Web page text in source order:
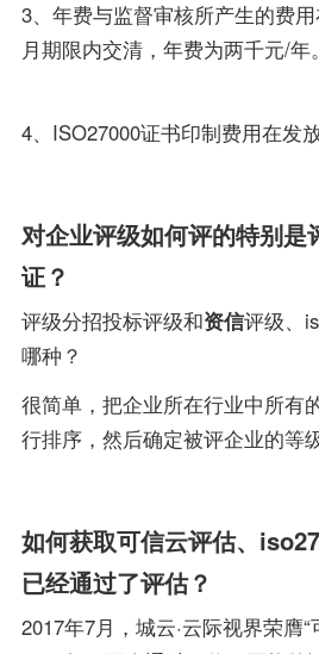
3、年费与监督审核所产生的费
月期限内交清，年费为两千元/年。
4、ISO27000证书印制费用在发
对企业评级如何评的特别是
证？
评级分招投标评级和资信评级、
哪种？
很简单，把企业所在行业中所有
行排序，然后确定被评企业的等
如何获取可信云评估、
已经通过了评估？
2017年7月，城云·云际视界荣膺“